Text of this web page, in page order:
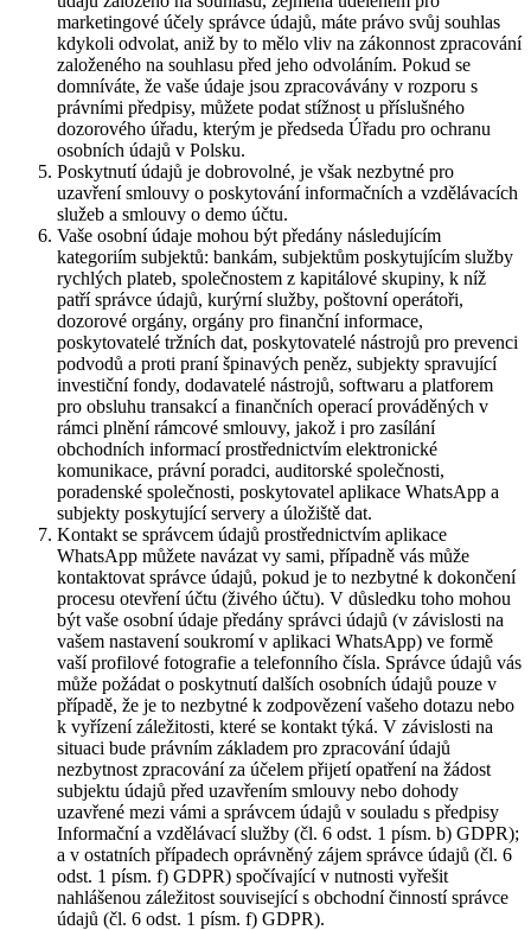
marketingové účely správce údajů, máte právo svůj souhlas
kdykoli odvolat, aniž by to mělo vliv na zákonnost zpracování
založeného na souhlasu před jeho odvoláním. Pokud se
domníváte, že vaše údaje jsou zpracovávány v rozporu s
právními předpisy, můžete podat stížnost u příslušného
dozorového úřadu, kterým je předseda Úřadu pro ochranu
osobních údajů v Polsku.
Poskytnutí údajů je dobrovolné, je však nezbytné pro
uzavření smlouvy o poskytování informačních a vzdělávacích
služeb a smlouvy o demo účtu.
Vaše osobní údaje mohou být předány následujícím
kategoriím subjektů: bankám, subjektům poskytujícím služby
rychlých plateb, společnostem z kapitálové skupiny, k níž
patří správce údajů, kurýrní služby, poštovní operátoři,
dozorové orgány, orgány pro finanční informace,
poskytovatelé tržních dat, poskytovatelé nástrojů pro prevenci
podvodů a proti praní špinavých peněz, subjekty spravující
investiční fondy, dodavatelé nástrojů, softwaru a platforem
pro obsluhu transakcí a finančních operací prováděných v
rámci plnění rámcové smlouvy, jakož i pro zasílání
obchodních informací prostřednictvím elektronické
komunikace, právní poradci, auditorské společnosti,
poradenské společnosti, poskytovatel aplikace WhatsApp a
subjekty poskytující servery a úložiště dat.
Kontakt se správcem údajů prostřednictvím aplikace
WhatsApp můžete navázat vy sami, případně vás může
kontaktovat správce údajů, pokud je to nezbytné k dokončení
procesu otevření účtu (živého účtu). V důsledku toho mohou
být vaše osobní údaje předány správci údajů (v závislosti na
vašem nastavení soukromí v aplikaci WhatsApp) ve formě
vaší profilové fotografie a telefonního čísla. Správce údajů vás
může požádat o poskytnutí dalších osobních údajů pouze v
případě, že je to nezbytné k zodpovězení vašeho dotazu nebo
k vyřízení záležitosti, které se kontakt týká. V závislosti na
situaci bude právním základem pro zpracování údajů
nezbytnost zpracování za účelem přijetí opatření na žádost
subjektu údajů před uzavřením smlouvy nebo dohody
uzavřené mezi vámi a správcem údajů v souladu s předpisy
Informační a vzdělávací služby (čl. 6 odst. 1 písm. b) GDPR);
a v ostatních případech oprávněný zájem správce údajů (čl. 6
odst. 1 písm. f) GDPR) spočívající v nutnosti vyřešit
nahlášenou záležitost související s obchodní činností správce
údajů (čl. 6 odst. 1 písm. f) GDPR).